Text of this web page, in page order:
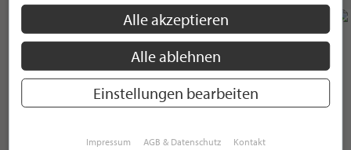
Alle akzeptieren
Alle ablehnen
Einstellungen bearbeiten
Impressum AGB & Datenschutz Kontakt